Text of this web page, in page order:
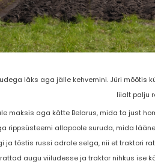
läks aga jälle kehvemini. Jüri mõõtis
liialt palju
maksis aga kätte Belarus, mida ta just
rippsüsteemi allapoole suruda, mida
ja tõstis russi adrale selga, nii et traktori
augu viiludesse ja traktor nihkus ise